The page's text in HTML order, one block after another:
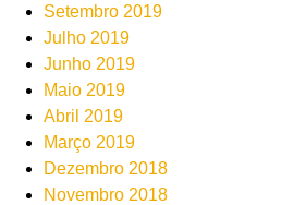
Setembro 2019
Julho 2019
Junho 2019
Maio 2019
Abril 2019
Março 2019
Dezembro 2018
Novembro 2018